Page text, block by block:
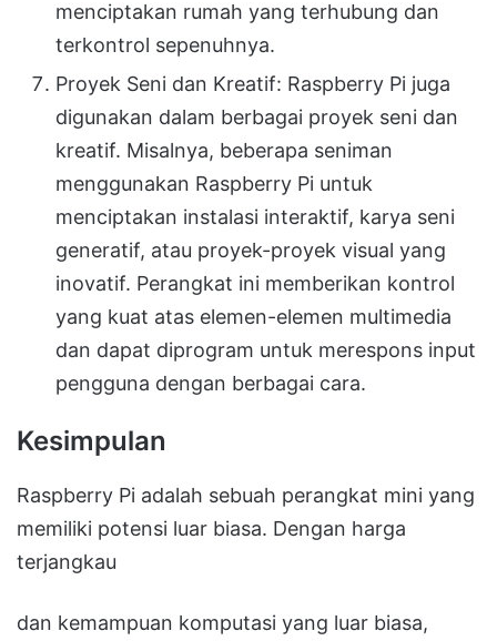
menciptakan rumah yang terhubung dan
terkontrol sepenuhnya.
Proyek Seni dan Kreatif: Raspberry Pi juga
digunakan dalam berbagai proyek seni dan
kreatif. Misalnya, beberapa seniman
menggunakan Raspberry Pi untuk
menciptakan instalasi interaktif, karya seni
generatif, atau proyek-proyek visual yang
inovatif. Perangkat ini memberikan kontrol
yang kuat atas elemen-elemen multimedia
dan dapat diprogram untuk merespons input
pengguna dengan berbagai cara.
Kesimpulan
Raspberry Pi adalah sebuah perangkat mini yang
memiliki potensi luar biasa. Dengan harga
terjangkau
dan kemampuan komputasi yang luar biasa,